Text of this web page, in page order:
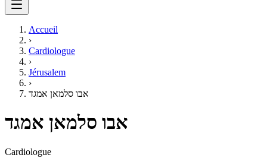
Accueil
›
Cardiologue
›
Jérusalem
›
אבו סלמאן אמגד
אבו סלמאן אמגד
Cardiologue